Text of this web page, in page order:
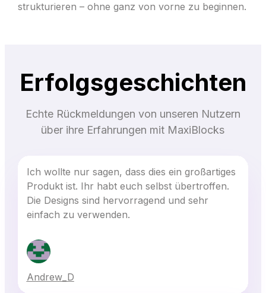
strukturieren – ohne ganz von vorne zu beginnen.
Erfolgsgeschichten
Echte Rückmeldungen von unseren Nutzern
über ihre Erfahrungen mit MaxiBlocks
Ich wollte nur sagen, dass dies ein großartiges
Produkt ist. Ihr habt euch selbst übertroffen.
Die Designs sind hervorragend und sehr
einfach zu verwenden.
Andrew_D